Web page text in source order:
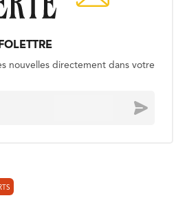
nouvelles directement dans votre
Envoyer